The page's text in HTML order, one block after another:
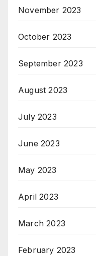
November 2023
October 2023
September 2023
August 2023
July 2023
June 2023
May 2023
April 2023
March 2023
February 2023